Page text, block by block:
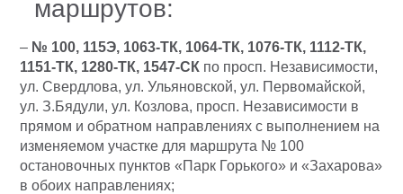
маршрутов:
– № 100, 115Э, 1063-ТК, 1064-ТК, 1076-ТК, 1112-ТК,
1151-ТК, 1280-ТК, 1547-СК по просп. Независимости,
ул. Свердлова, ул. Ульяновской, ул. Первомайской,
ул. З.Бядули, ул. Козлова, просп. Независимости в
прямом и обратном направлениях с выполнением на
изменяемом участке для маршрута № 100
остановочных пунктов «Парк Горького» и «Захарова»
в обоих направлениях;